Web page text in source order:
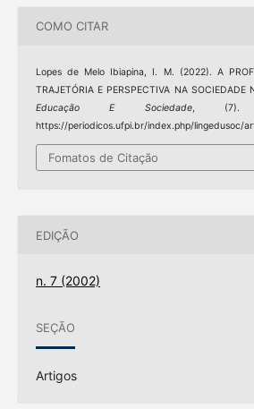
COMO CITAR
Lopes de Melo Ibiapina, I. M. (2022). A
TRAJETÓRIA E PERSPECTIVA NA SOCIEDADE
Educação E Sociedade, (7).
https://periodicos.ufpi.br/index.php/lingedusoc/
Fomatos de Citação
EDIÇÃO
n. 7 (2002)
SEÇÃO
Artigos